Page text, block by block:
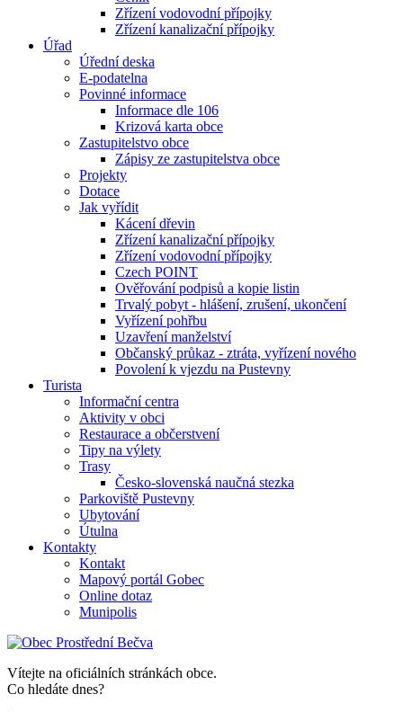
Zřízení vodovodní přípojky
Zřízení kanalizační přípojky
Úřad
Úřední deska
E-podatelna
Povinné informace
Informace dle 106
Krizová karta obce
Zastupitelstvo obce
Zápisy ze zastupitelstva obce
Projekty
Dotace
Jak vyřídit
Kácení dřevin
Zřízení kanalizační přípojky
Zřízení vodovodní přípojky
Czech POINT
Ověřování podpisů a kopie listin
Trvalý pobyt - hlášení, zrušení, ukončení
Vyřízení pohřbu
Uzavření manželství
Občanský průkaz - ztráta, vyřízení nového
Povolení k vjezdu na Pustevny
Turista
Informační centra
Aktivity v obci
Restaurace a občerstvení
Tipy na výlety
Trasy
Česko-slovenská naučná stezka
Parkoviště Pustevny
Ubytování
Útulna
Kontakty
Kontakt
Mapový portál Gobec
Online dotaz
Munipolis
Vítejte na oficiálních stránkách obce.
Co hledáte dnes?